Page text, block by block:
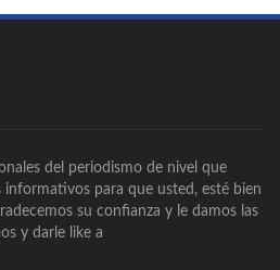
del periodismo de nivel que
informativos para que usted, esté bien
su confianza y le damos las
y darle like a